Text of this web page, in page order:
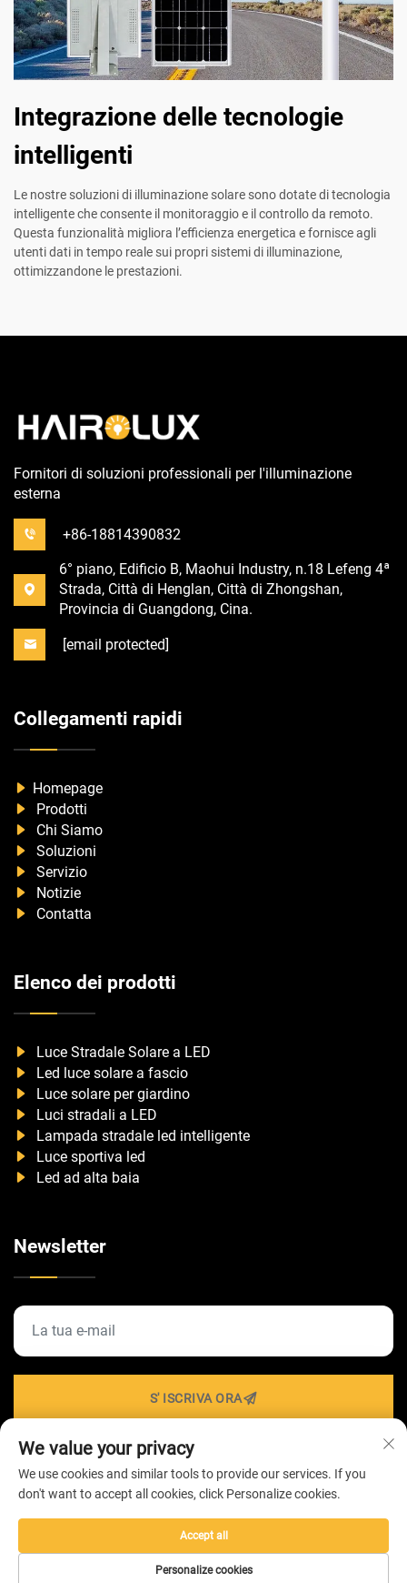
Integrazione delle tecnologie
intelligenti
Le nostre soluzioni di illuminazione solare sono dotate di tecnologia
intelligente che consente il monitoraggio e il controllo da remoto.
Questa funzionalità migliora l’efficienza energetica e fornisce agli
utenti dati in tempo reale sui propri sistemi di illuminazione,
ottimizzandone le prestazioni.
Fornitori di soluzioni professionali per l'illuminazione
esterna
+86-18814390832
6° piano, Edificio B, Maohui Industry, n.18 Lefeng 4ª
Strada, Città di Henglan, Città di Zhongshan,
Provincia di Guangdong, Cina.
[email protected]
Collegamenti rapidi
Homepage
Prodotti
Chi Siamo
Soluzioni
Servizio
Notizie
Contatta
Elenco dei prodotti
Luce Stradale Solare a LED
Led luce solare a fascio
Luce solare per giardino
Luci stradali a LED
Lampada stradale led intelligente
Luce sportiva led
Led ad alta baia
Newsletter
S' ISCRIVA ORA
Diritti d'autore © 2026 di ZHONGSHAN HAIROLUX
We value your privacy
We use cookies and similar tools to provide our services. If you
don't want to accept all cookies, click Personalize cookies.
Personalize cookies
Accept all